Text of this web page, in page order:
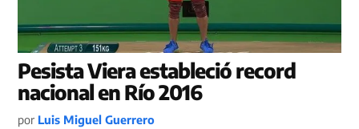
Pesista Viera estableció record
nacional en Río 2016
por Luis Miguel Guerrero